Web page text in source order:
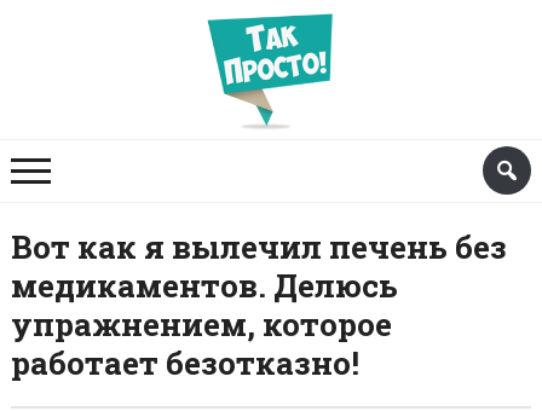
Вот как я вылечил печень без
медикаментов. Делюсь
упражнением, которое
работает безотказно!